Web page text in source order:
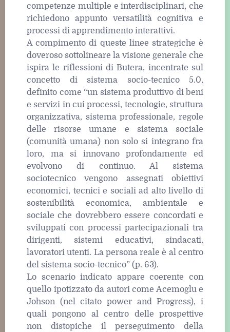
competenze multiple e interdisciplinari, che
richiedono appunto versatilità cognitiva e
processi di apprendimento interattivi.
A compimento di queste linee strategiche è
doveroso sottolineare la visione generale che
ispira le riflessioni di Butera, incentrate sul
concetto di sistema socio-tecnico 5.0,
definito come “un sistema produttivo di beni
e servizi in cui processi, tecnologie, struttura
organizzativa, sistema professionale, regole
delle risorse umane e sistema sociale
(comunità umana) non solo si integrano fra
loro, ma si innovano profondamente ed
evolvono di continuo. Al sistema
sociotecnico vengono assegnati obiettivi
economici, tecnici e sociali ad alto livello di
sostenibilità economica, ambientale e
sociale che dovrebbero essere concordati e
sviluppati con processi partecipazionali tra
dirigenti, sistemi educativi, sindacati,
lavoratori utenti. La persona reale è al centro
del sistema socio-tecnico” (p. 63).
Lo scenario indicato appare coerente con
quello ipotizzato da autori come Acemoglu e
Johson (nel citato power and Progress), i
quali pongono al centro delle prospettive
non distopiche il perseguimento della